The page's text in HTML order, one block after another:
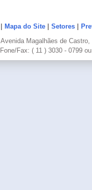
Mapa do Site| Setores|
Avenida Magalhães de
Fone/Fax: ( 11 ) 3030 - 0799